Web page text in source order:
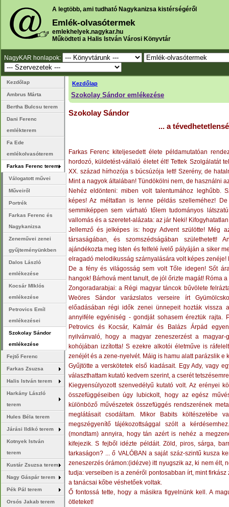
A legtöbb, ami tudható Nagykanizsa kistérségéről
Emlék-olvasótermek
emlekhelyek.nagykar.hu
Működteti a Halis István Városi Könyvtár
NagyKAR honlapok:
Kezdőlap
Szokolay Sándor emlékezése
Szokolay Sándor
... a
Farkas Ferenc kiteljesedett élete példamutatóan
hordozó, küldetést-vállaló életet élt! Tettek Szolgálatát
XX. század hírhozója s búcsúzója lett! Szerény, de
Mint a nagyok általában! Tündökölni nem, de használni
Nehéz eldönteni: miben volt talentumához leghűbb.
képes! Az méltatlan is lenne példás szelleméhez!
semmiképpen sem várható tőlem tudományos
vallomás és a szeretet-alázata: az jár Neki!
Jellemző és jelképes is: hogy Advent szülötte! Még
társaságában, és szomszédságában születhetett!
ajándékozta meg Isten és felfelé ívelő pályáján a siker
elragadó melodikusság szárnyalására volt képes
De a fény és világosság sem volt Tőle idegen! Sőt
hangok! Bárhová ment tanult, de jól őrizte magát! Róma
Zongoradarabjai: a Régi magyar táncok bűvölete
Weöres Sándor varázslatos verseire írt
előadásában régi idők zenei ünnepeit hozták vissza
annyiféle egyéniség - gondját sohasem éreztük rajta.
Petrovics és Kocsár, Kalmár és Balázs Árpád
nyilvánvaló, hogy a magyar zeneszerzést a magyar-
kohójában izzította! S ezekre alkotói életműve is
zenéjét és a zene-nyelvét. Máig is hamu alatt parázslik e
Gyűjtötte a verskötetek első kiadásait. Egy Ady, vagy
választhattam kutató kedvem szerint, a cserét
Kiegyensúlyozott szenvedélyű kutató volt. Az erényei
összefüggéseiben úgy lubickolt, hogy az egész
különböző művészetek összefüggés rendszerének
meglátásait csodáltam. Mikor Babits költészetébe
megszégyenítő tájékozottsággal szólt a
(mondtam) annyira, hogy tán azért is nehéz a
kifejezik. S fejből idézte példáit. Zöld, piros, sárga,
tarkaságon? ... ő VALÓBAN a saját száz-szintű kusza
zeneszerzés órámon:(idézve) itt nyugszik az, ki nem élt,
tudja: verseiben is a zenéről pontosabban írt, mint
a tanácsai kőbe véshetőek voltak.
Ő fontossá tette, hogy a másikra figyelnünk kell. A
ötleteket!
Kezdőlap
Ambrus Márta
Bertha Bulcsu terem
Dani Ferenc
emlékterem
Fa Ede
emlékolvasóterem
Farkas Ferenc terem
Válogatott művei
Műveiről
Portrék
Farkas Ferenc és
Nagykanizsa
Zeneművei zenei
gyűjteményünkben
Dalos László
emlékezése
Kocsár MIklós
emlékezése
Petrovics Emíl
emlékezései
Szokolay Sándor
emlékezése
Fejtő Ferenc
Farkas Zsuzsa
Halis István terem
Harkány László
terem
Hules Béla terem
Járási Ildikó terem
Kotnyek István
terem
Kustár Zsuzsa terem
Nagy Gáspár terem
Pék Pál terem
Orsós Jakab terem